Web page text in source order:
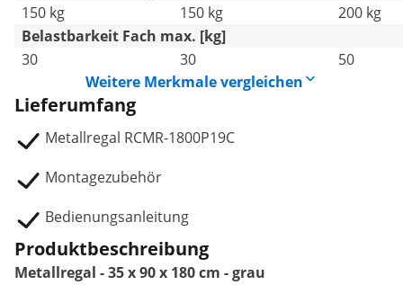
150 kg
150 kg
200 kg
Belastbarkeit Fach max. [kg]
30
30
50
Weitere Merkmale vergleichen
Lieferumfang
Metallregal RCMR-1800P19C
Montagezubehör
Bedienungsanleitung
Produktbeschreibung
Metallregal - 35 x 90 x 180 cm - grau